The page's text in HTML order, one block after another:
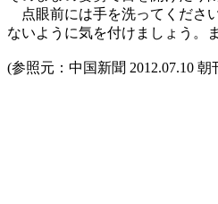
点眼前には手を洗ってくださ
ないように気を付けましょう。
(参照元：中国新聞 2012.07.10 朝